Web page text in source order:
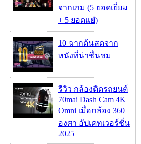
จากเกม (5 ยอดเยี่ยม
+ 5 ยอดแย่)
10 ฉากด้นสดจาก
หนังที่น่าชื่นชม
รีวิว กล้องติดรถยนต์
70mai Dash Cam 4K
Omni เมื่อกล้อง 360
องศา อัปเดทเวอร์ชั่น
2025